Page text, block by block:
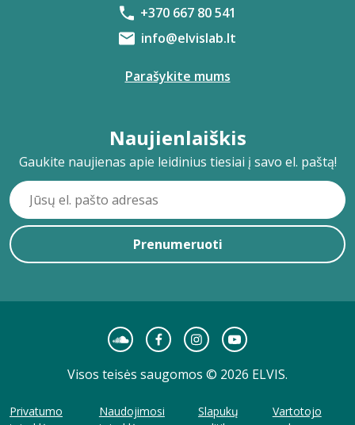
+370 667 80 541
info@elvislab.lt
Parašykite mums
Naujienlaiškis
Gaukite naujienas apie leidinius tiesiai į savo el. paštą!
Prenumeruoti
Visos teisės saugomos © 2026 ELVIS.
Privatumo
Naudojimosi
Slapukų
Vartotojo